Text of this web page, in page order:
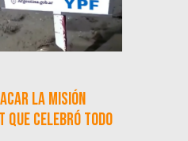
la misión
que celebró todo